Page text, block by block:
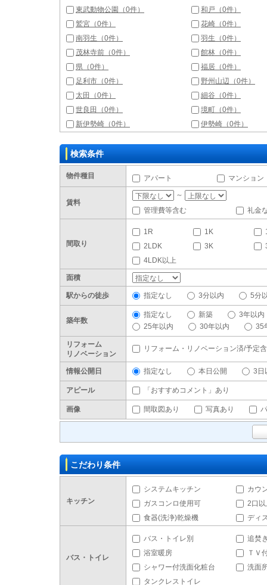
東武動物公園（0件）
和戸（0件）
鷲宮（0件）
花崎（0件）
南羽生（0件）
羽生（0件）
茂林寺前（0件）
館林（0件）
県（0件）
福居（0件）
足利市（0件）
野州山辺（0件）
太田（0件）
細谷（0件）
世良田（0件）
境町（0件）
新伊勢崎（0件）
伊勢崎（0件）
検索条件
物件種目 アパート マンション
賃料
～
管理費等含む
礼金
間取り
1R 1K
2LDK
3K
4LDK以上
面積
駅からの徒歩 指定なし 3分以内 5分
築年数
指定なし 新築
3年以内
25年以内
30年以内 35
リフォーム
リノベーション
リフォーム・リノベーション済/予定
情報公開日 指定なし 本日公開 3日
アピール 「おすすめコメント」あり
画像 間取図あり 写真あり
こだわり条件
キッチン
システムキッチン
カウ
ガスコンロ使用可
2口
食器(洗浄)乾燥機
ディ
バス・トイレ
バス・トイレ別
追焚
浴室暖房
ＴＶ
シャワー付洗面化粧台
洗面
タンクレストイレ